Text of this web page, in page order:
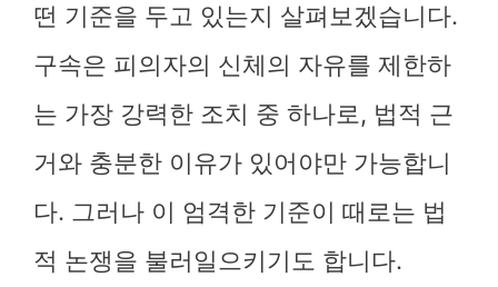
떤 기준을 두고 있는지 살펴보겠습니다.
구속은 피의자의 신체의 자유를 제한하
는 가장 강력한 조치 중 하나로, 법적 근
거와 충분한 이유가 있어야만 가능합니
다. 그러나 이 엄격한 기준이 때로는 법
적 논쟁을 불러일으키기도 합니다.